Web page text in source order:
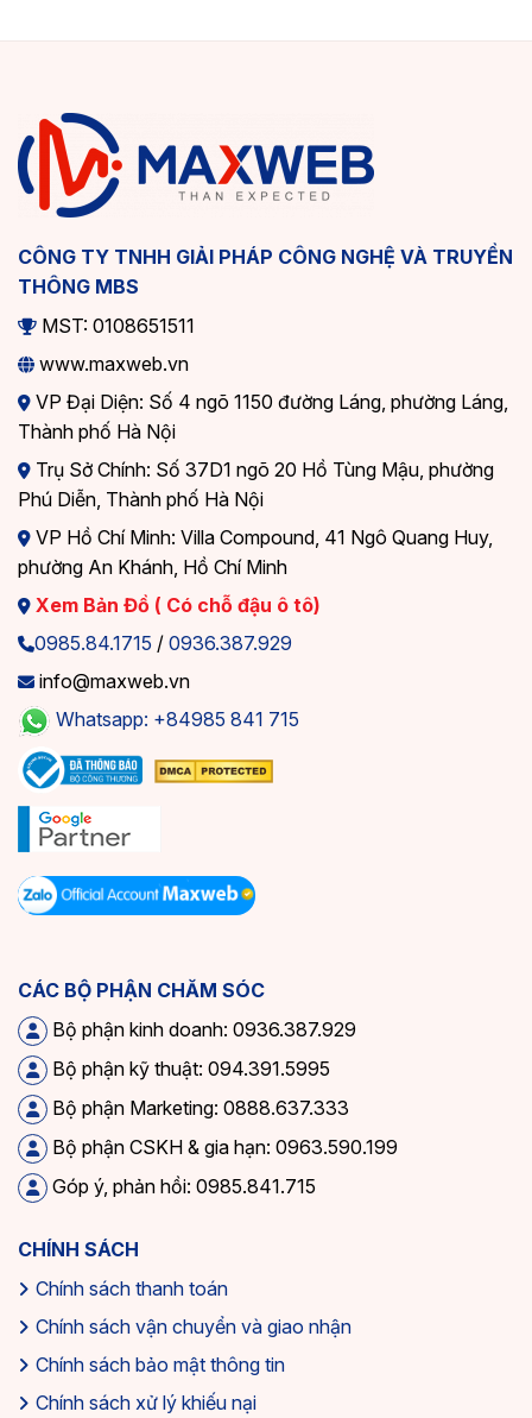
CÔNG TY TNHH GIẢI PHÁP CÔNG NGHỆ VÀ TRUYỀN
THÔNG MBS
MST: 0108651511
www.maxweb.vn
VP Đại Diện: Số 4 ngõ 1150 đường Láng, phường Láng,
Thành phố Hà Nội
Trụ Sở Chính: Số 37D1 ngõ 20 Hồ Tùng Mậu, phường
Phú Diễn, Thành phố Hà Nội
VP Hồ Chí Minh: Villa Compound, 41 Ngô Quang Huy,
phường An Khánh, Hồ Chí Minh
Xem Bản Đồ ( Có chỗ đậu ô tô)
0985.84.1715 / 0936.387.929
info@maxweb.vn
Whatsapp: +84985 841 715
CÁC BỘ PHẬN CHĂM SÓC
Bộ phận kinh doanh: 0936.387.929
Bộ phận kỹ thuật: 094.391.5995
Bộ phận Marketing: 0888.637.333
Bộ phận CSKH & gia hạn: 0963.590.199
Góp ý, phản hồi: 0985.841.715
CHÍNH SÁCH
Chính sách thanh toán
Chính sách vận chuyển và giao nhận
Chính sách bảo mật thông tin
Chính sách xử lý khiếu nại